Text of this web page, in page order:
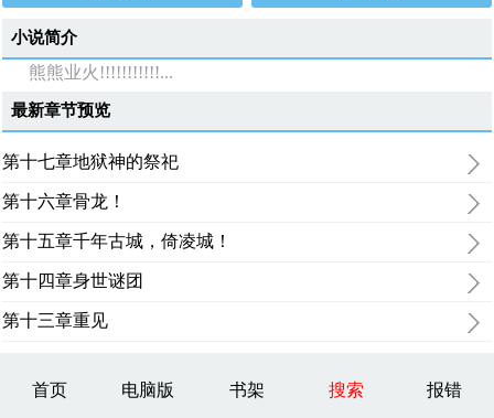
小说简介
熊熊业火!!!!!!!!!!!...
最新章节预览
第十七章地狱神的祭祀
第十六章骨龙！
第十五章千年古城，倚凌城！
第十四章身世谜团
第十三章重见
首页 电脑版 书架 搜索 报错